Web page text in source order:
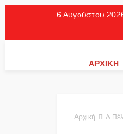
6 Αυγούστου
ΑΡΧΙΚΉ
Αρχική